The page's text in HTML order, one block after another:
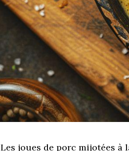
Les joues de porc mijotées